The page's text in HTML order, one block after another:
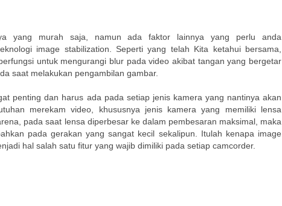
yang murah saja, namun ada faktor lainnya yang perlu anda
image stabilization. Seperti yang telah Kita ketahui bersama,
untuk mengurangi blur pada video akibat tangan yang bergetar
saat melakukan pengambilan gambar.
penting dan harus ada pada setiap jenis kamera yang nantinya akan
merekam video, khususnya jenis kamera yang memiliki lensa
pada saat lensa diperbesar ke dalam pembesaran maksimal, maka
pada gerakan yang sangat kecil sekalipun. Itulah kenapa image
hal salah satu fitur yang wajib dimiliki pada setiap camcorder.